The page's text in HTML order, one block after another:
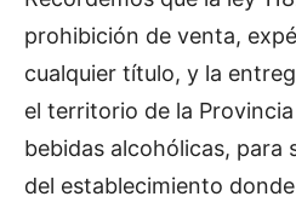
prohibición de venta,
cualquier título, y la
el territorio de la
bebidas alcohólicas, para
del establecimiento